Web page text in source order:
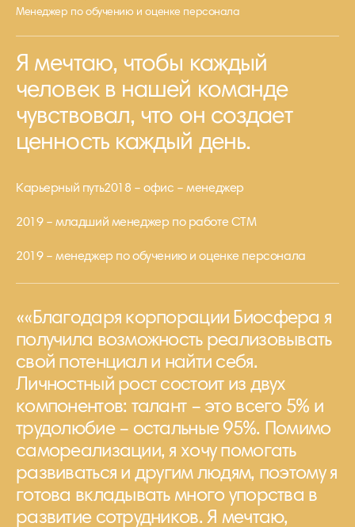
Менеджер по обучению и оценке персонала
Я мечтаю, чтобы каждый
человек в нашей команде
чувствовал, что он создает
ценность каждый день.
Карьерный путь2018 – офис – менеджер
2019 – младший менеджер по работе СТМ
2019 – менеджер по обучению и оценке персонала
««Благодаря корпорации Биосфера я
получила возможность реализовывать
свой потенциал и найти себя.
Личностный рост состоит из двух
компонентов: талант – это всего 5% и
трудолюбие – остальные 95%. Помимо
самореализации, я хочу помогать
развиваться и другим людям, поэтому я
готова вкладывать много упорства в
развитие сотрудников. Я мечтаю,